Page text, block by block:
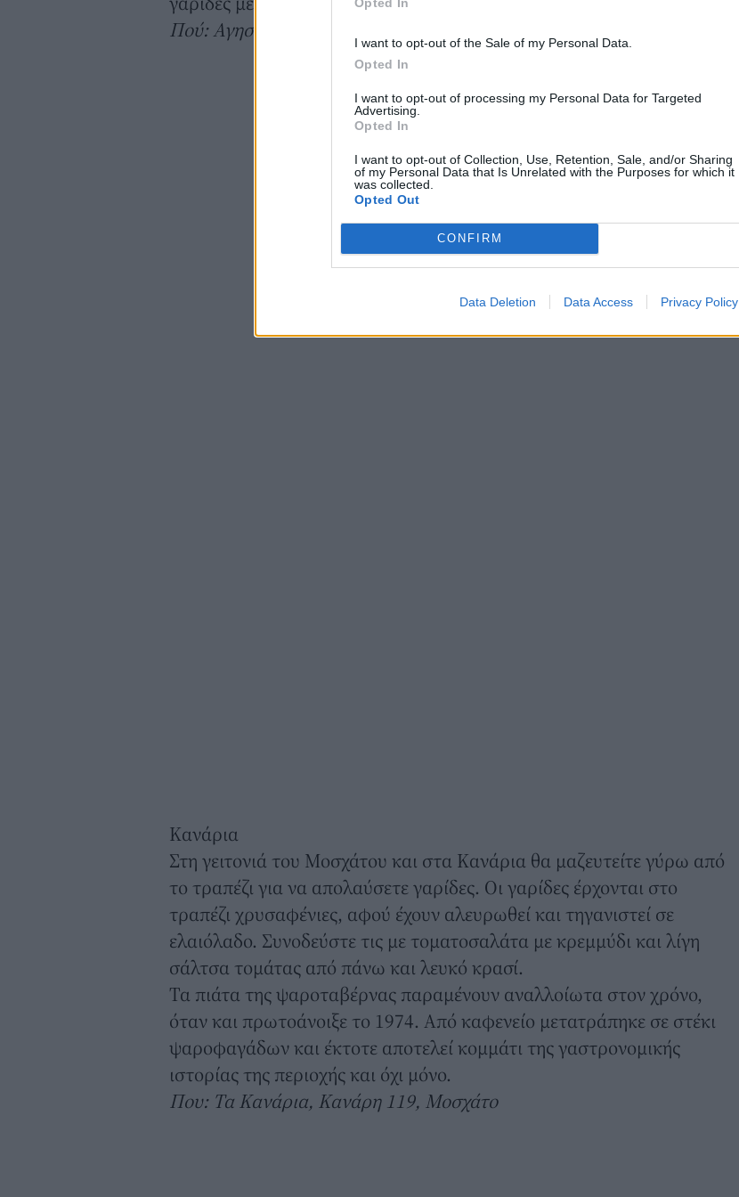
I want to opt-out of the Sale of my Personal Data.
Opted In
I want to opt-out of processing my Personal Data for Targeted
Advertising.
Opted In
I want to opt-out of Collection, Use, Retention, Sale, and/or Sharing
of my Personal Data that Is Unrelated with the Purposes for which it
was collected.
Opted Out
CONFIRM
Data Deletion Data Access Privacy Policy
Πού: Αγησιλάου 49-51, Τζιτζιφιές
Κανάρια
Στη γειτονιά του Μοσχάτου και στα Κανάρια θα μαζευτείτε γύρω από
το τραπέζι για να απολαύσετε γαρίδες. Οι γαρίδες έρχονται στο
τραπέζι χρυσαφένιες, αφού έχουν αλευρωθεί και τηγανιστεί σε
ελαιόλαδο. Συνοδεύστε τις με τοματοσαλάτα με κρεμμύδι και λίγη
σάλτσα τομάτας από πάνω και λευκό κρασί.
Τα πιάτα της ψαροταβέρνας παραμένουν αναλλοίωτα στον χρόνο,
όταν και πρωτοάνοιξε το 1974. Από καφενείο μετατράπηκε σε στέκι
ψαροφαγάδων και έκτοτε αποτελεί κομμάτι της γαστρονομικής
ιστορίας της περιοχής και όχι μόνο.
Που: Τα Κανάρια, Κανάρη 119, Μοσχάτο